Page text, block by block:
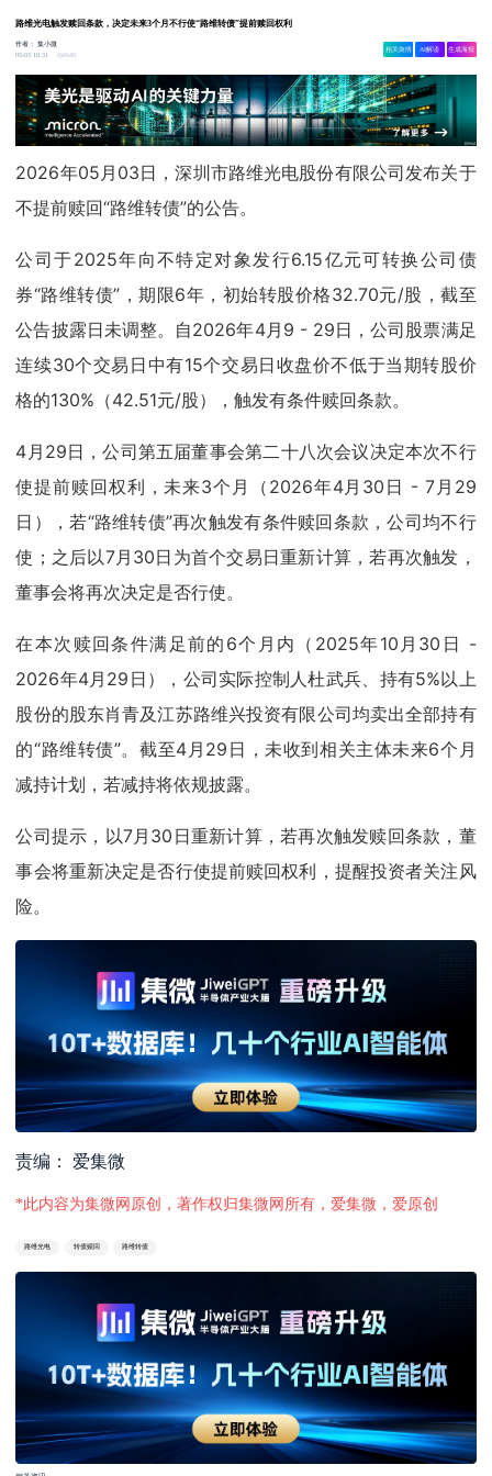
路维光电触发赎回条款，决定未来3个月不行使“路维转债”提前赎回权利
作者：集小微
05-03 10:31
6640
相关舆情 AI解读 生成海报
2026年05月03日，深圳市路维光电股份有限公司发布关于
不提前赎回“路维转债”的公告。
公司于2025年向不特定对象发行6.15亿元可转换公司债
券“路维转债”，期限6年，初始转股价格32.70元/股，截至
公告披露日未调整。自2026年4月9 - 29日，公司股票满足
连续30个交易日中有15个交易日收盘价不低于当期转股价
格的130%（42.51元/股），触发有条件赎回条款。
4月29日，公司第五届董事会第二十八次会议决定本次不行
使提前赎回权利，未来3个月（2026年4月30日 - 7月29
日），若“路维转债”再次触发有条件赎回条款，公司均不行
使；之后以7月30日为首个交易日重新计算，若再次触发，
董事会将再次决定是否行使。
在本次赎回条件满足前的6个月内（2025年10月30日 -
2026年4月29日），公司实际控制人杜武兵、持有5%以上
股份的股东肖青及江苏路维兴投资有限公司均卖出全部持有
的“路维转债”。截至4月29日，未收到相关主体未来6个月
减持计划，若减持将依规披露。
公司提示，以7月30日重新计算，若再次触发赎回条款，董
事会将重新决定是否行使提前赎回权利，提醒投资者关注风
险。
责编： 爱集微
*此内容为集微网原创，著作权归集微网所有，爱集微，爱原创
路维光电 转债赎回 路维转债